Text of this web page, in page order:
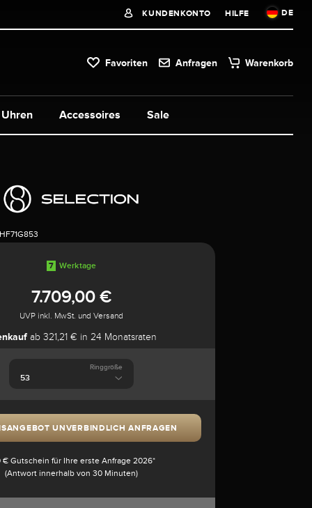
KUNDENKONTO HILFE DE
Favoriten Anfragen Warenkorb
Uhren Accessoires Sale
7 Werktage
7.709,00 €
UVP inkl. MwSt. und Versand
ab 321,21 € in 24 Monatsraten
Ringgröße
UNVERBINDLICH ANFRAGEN
€ Gutschein für Ihre erste Anfrage 2026*
(Antwort innerhalb von 30 Minuten)